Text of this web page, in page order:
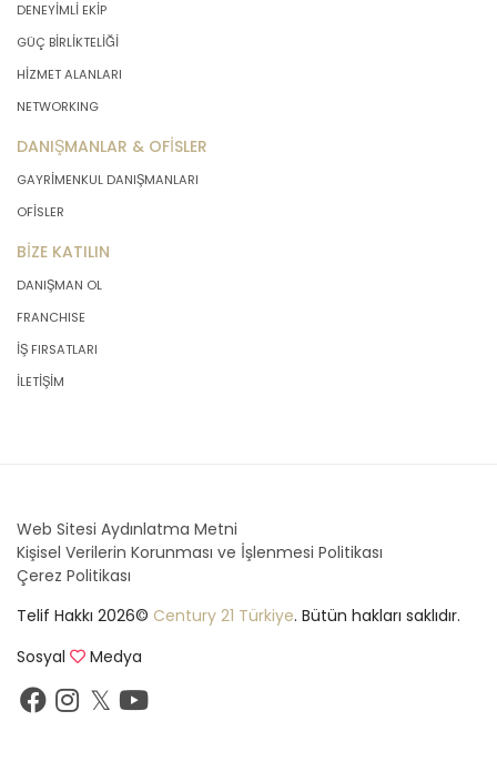
DENEYİMLİ EKİP
GÜÇ BİRLİKTELİĞİ
HİZMET ALANLARI
NETWORKING
DANIŞMANLAR & OFİSLER
GAYRİMENKUL DANIŞMANLARI
OFİSLER
BİZE KATILIN
DANIŞMAN OL
FRANCHISE
İŞ FIRSATLARI
İLETİŞİM
Web Sitesi Aydınlatma Metni
Kişisel Verilerin Korunması ve İşlenmesi Politikası
Çerez Politikası
Telif Hakkı 2026© Century 21 Türkiye. Bütün hakları saklıdır.
Sosyal
Medya